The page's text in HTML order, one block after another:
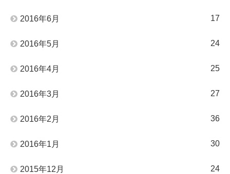
2016年6月 17
2016年5月 24
2016年4月 25
2016年3月 27
2016年2月 36
2016年1月 30
2015年12月 24